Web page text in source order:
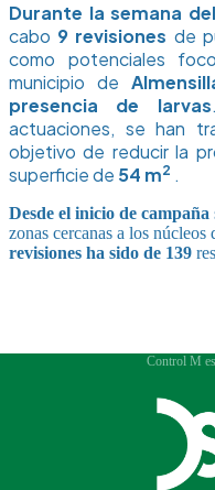
Durante la semana
cabo 9 revisiones de
como potenciales
municipio de
presencia de larvas
actuaciones, se han
objetivo de reducir la
superficie de 54 m2 .
Desde el inicio de campaña
zonas cercanas a los
revisiones ha sido de 139
Control M